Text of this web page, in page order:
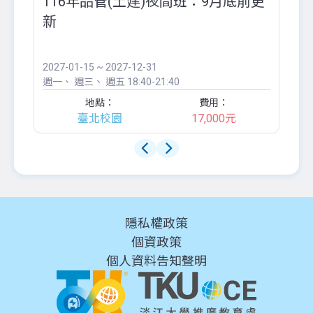
新
2027-01-15 ~ 2027-12-31
週一
週三 週五 18:40-21:40
地點：
臺北校園
費用：
17,000元
隱私權政策
個資政策
個人資料告知聲明